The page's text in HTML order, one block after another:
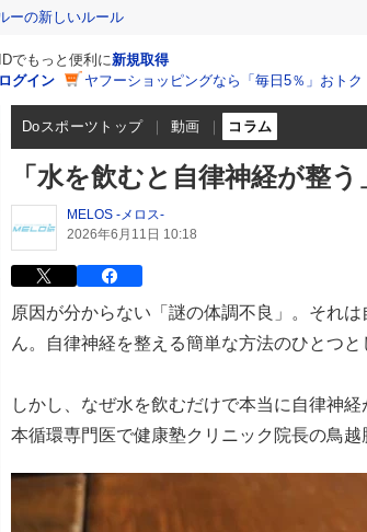
ーの新しいルール
IDでもっと便利に新規取得
ログイン
ヤフーショッピングなら「毎日5％」おトク
Doスポーツトップ 動画 コラム
「水を飲むと自律神経が整
MELOS -メロス-
2026年6月11日 10:18
原因が分からない「謎の体調不良」。それ
ん。自律神経を整える簡単な方法のひとつと
しかし、なぜ水を飲むだけで本当に自律神
本循環専門医で健康塾クリニック院長の鳥越